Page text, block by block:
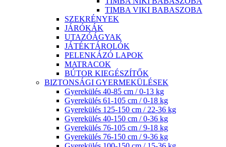
TIMBA VIKI BABASZOBA
SZEKRÉNYEK
JÁRÓKÁK
UTAZÓÁGYAK
JÁTÉKTÁROLÓK
PELENKÁZÓ LAPOK
MATRACOK
BÚTOR KIEGÉSZÍTŐK
BIZTONSÁGI GYERMEKÜLÉSEK
Gyerekülés 40-85 cm / 0-13 kg
Gyerekülés 61-105 cm / 0-18 kg
Gyerekülés 125-150 cm / 22-36 kg
Gyerekülés 40-150 cm / 0-36 kg
Gyerekülés 76-105 cm / 9-18 kg
Gyerekülés 76-150 cm / 9-36 kg